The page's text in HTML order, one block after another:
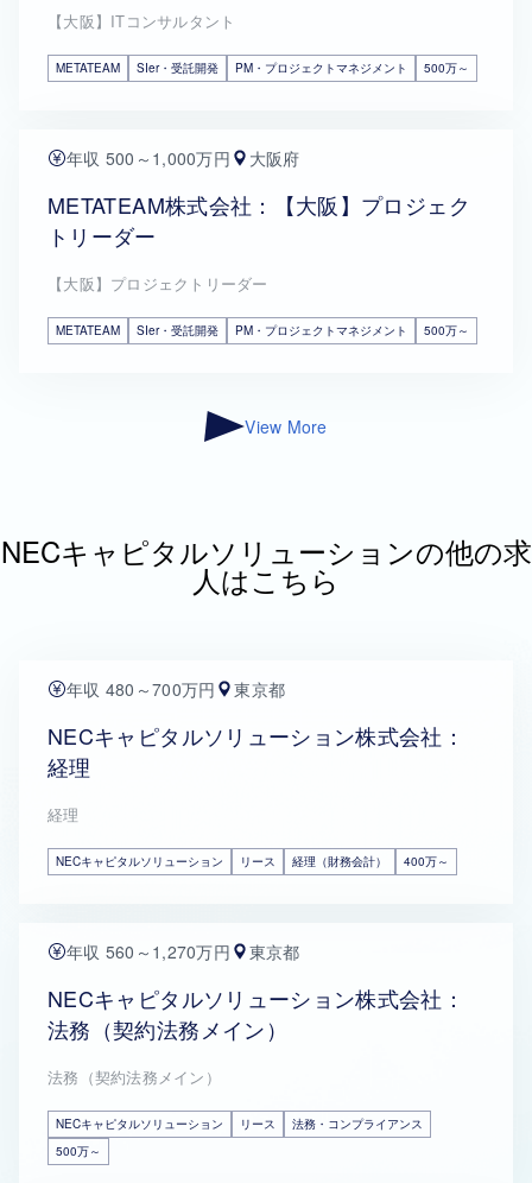
【大阪】ITコンサルタント
METATEAM SIer・受託開発 PM・プロジェクトマネジメント 500万～
年収 500～1,000万円 大阪府
METATEAM株式会社：【大阪】プロジェク
トリーダー
【大阪】プロジェクトリーダー
METATEAM SIer・受託開発 PM・プロジェクトマネジメント 500万～
View More
NECキャピタルソリューションの他の求
人はこちら
年収 480～700万円 東京都
NECキャピタルソリューション株式会社：
経理
経理
NECキャピタルソリューション リース 経理（財務会計） 400万～
年収 560～1,270万円 東京都
NECキャピタルソリューション株式会社：
法務（契約法務メイン）
法務（契約法務メイン）
NECキャピタルソリューション リース
法務・コンプライアンス
500万～